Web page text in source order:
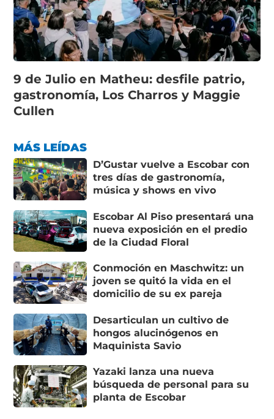
9 de Julio en Matheu: desfile patrio,
gastronomía, Los Charros y Maggie
Cullen
MÁS LEÍDAS
D’Gustar vuelve a Escobar con
tres días de gastronomía,
música y shows en vivo
Escobar Al Piso presentará una
nueva exposición en el predio
de la Ciudad Floral
Conmoción en Maschwitz: un
joven se quitó la vida en el
domicilio de su ex pareja
Desarticulan un cultivo de
hongos alucinógenos en
Maquinista Savio
Yazaki lanza una nueva
búsqueda de personal para su
planta de Escobar